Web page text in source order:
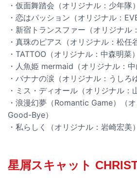
・仮面舞踏会（オリジナル：少年隊）
・恋はパッション（オリジナル：EVE
・新宿トランスファー（オリジナル
・真珠のピアス（オリジナル：松任
・TATTOO（オリジナル：中森明菜）
・人魚姫 mermaid（オリジナル：中
・バナナの涙（オリジナル：うしろ
・ミス・ディオール（オリジナル：
・浪漫幻夢（Romantic Game）（
Good-Bye）
・私らしく（オリジナル：岩崎宏美）
星屑スキャット